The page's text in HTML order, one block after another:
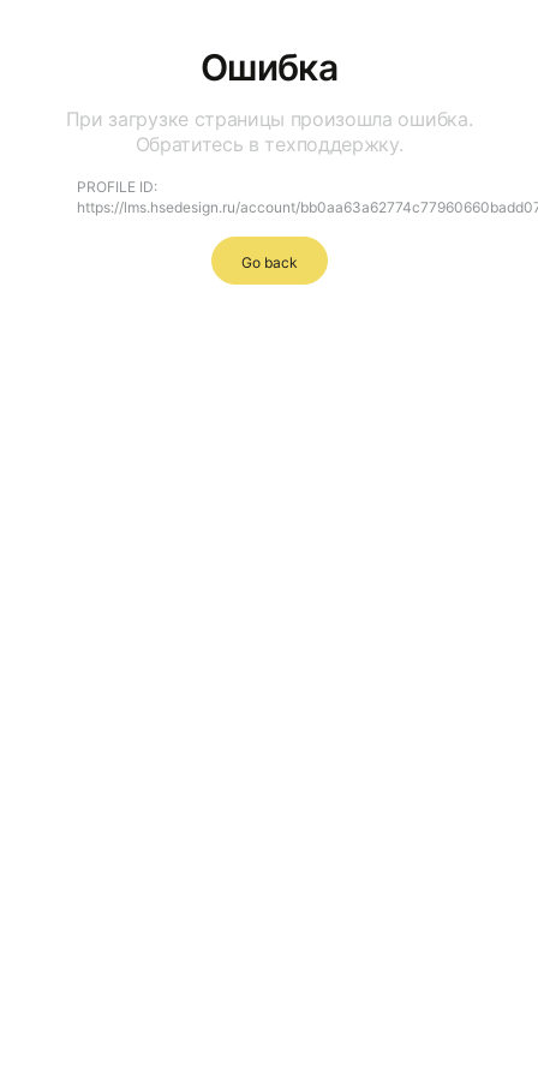
Ошибка
При загрузке страницы произошла ошибка.
Обратитесь в техподдержку.
PROFILE ID:
https://lms.hsedesign.ru/account/
Go back